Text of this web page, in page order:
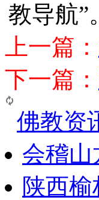
教导航”。
上一篇：
下一篇：
佛教资
会稽
陕西